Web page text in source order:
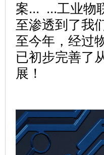
案... ...工业物
至渗透到了我
至今年，经过
已初步完善了
展！